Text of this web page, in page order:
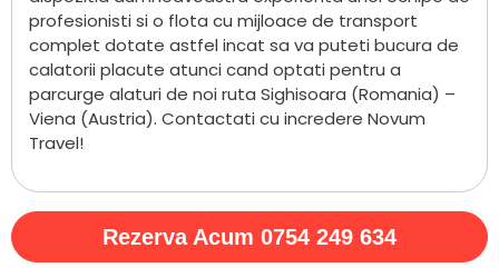
profesionisti si o flota cu mijloace de transport
complet dotate astfel incat sa va puteti bucura de
calatorii placute atunci cand optati pentru a
parcurge alaturi de noi ruta Sighisoara (Romania) –
Viena (Austria). Contactati cu incredere Novum
Travel!
Rezerva Acum 0754 249 634